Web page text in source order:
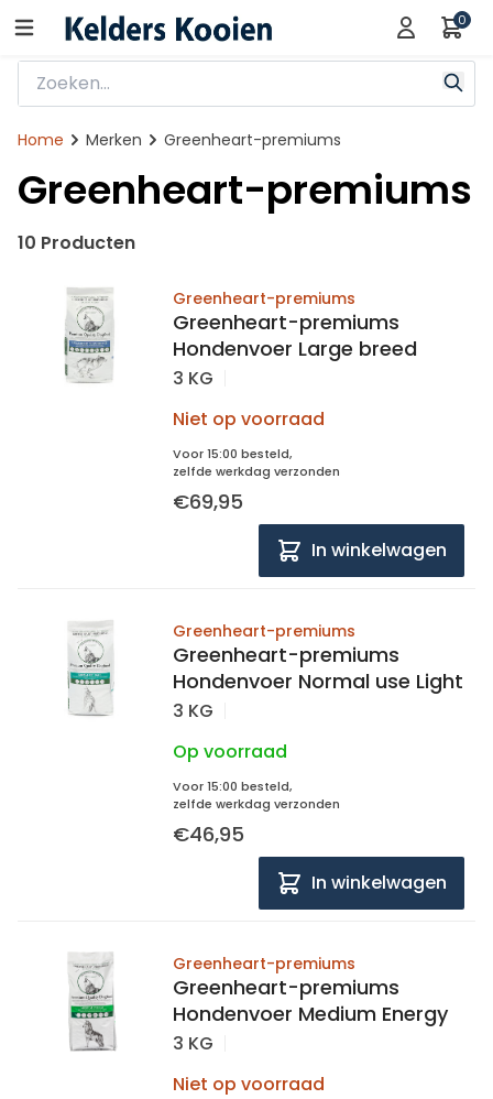
0
Home Merken Greenheart-premiums
Greenheart-premiums
10 Producten
Greenheart-premiums
Greenheart-premiums
Hondenvoer Large breed
3 KG
Niet op voorraad
Voor 15:00 besteld,
zelfde werkdag verzonden
€69,95
In winkelwagen
Greenheart-premiums
Greenheart-premiums
Hondenvoer Normal use Light
3 KG
Op voorraad
Voor 15:00 besteld,
zelfde werkdag verzonden
€46,95
In winkelwagen
Greenheart-premiums
Greenheart-premiums
Hondenvoer Medium Energy
3 KG
Niet op voorraad